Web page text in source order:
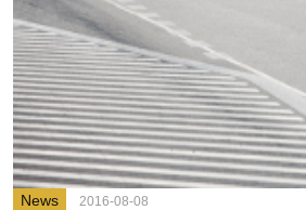
News 2016-08-08